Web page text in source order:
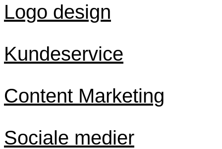
Logo design
Kundeservice
Content Marketing
Sociale medier